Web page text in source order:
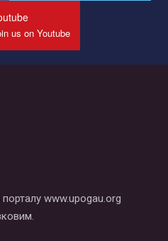
зайти на наш канал YouTube
us on Youtube
порталу www.upogau.org